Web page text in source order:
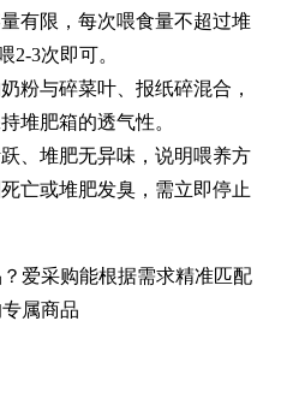
量有限，每次喂食量不超过堆
2-3次即可。
粉与碎菜叶、报纸碎混合，
堆肥箱的透气性。
跃、堆肥无异味，说明喂养方
亡或堆肥发臭，需立即停止
爱采购能根据需求精准匹配
属商品